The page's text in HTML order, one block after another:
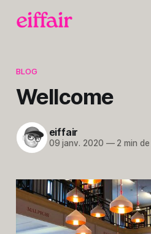
BLOG
Wellcome
eiffair
09 janv. 2020 —2 min